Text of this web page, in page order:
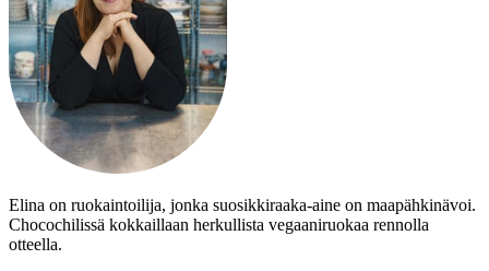
Elina on ruokaintoilija, jonka suosikkiraaka-aine on maapähkinävoi.
Chocochilissä kokkaillaan herkullista vegaaniruokaa rennolla
otteella.